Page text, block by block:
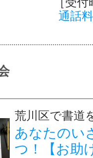
通話
荒川区で書道
あなたのい
つ！【お助